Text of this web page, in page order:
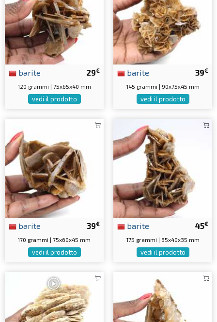
29€
barite
120 grammi | 75x65x40 mm
vedi il prodotto
39€
barite
145 grammi | 90x75x45 mm
vedi il prodotto
39€
barite
170 grammi | 75x60x45 mm
vedi il prodotto
45€
barite
175 grammi | 85x40x35 mm
vedi il prodotto